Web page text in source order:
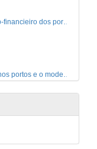
A competitividade nos portos e o modelo de negocio en Europa